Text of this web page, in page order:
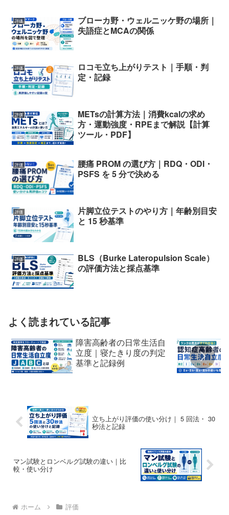
評価
ブローカ野・ウェルニッケ野の場所｜
失語症とMCAの関係
評価
ロコモ立ち上がりテスト｜手順・判
定・記録
評価
METsの計算方法｜消費kcalの求め
方・運動強度・RPEまで解説【計算
ツール・PDF】
評価
腰痛 PROM の選び方｜RDQ・ODI・
PSFS を 5 分で決める
評価
片脚立位テストのやり方｜年齢別目安
と 15 秒基準
評価
BLS（Burke Lateropulsion Scale）
の評価方法と採点基準
よく読まれている記事
障害高齢者の日常生活自
立度｜寝たきり度の判定
基準と記録例
立ち上がり評価の使い分け｜ 5 回法・ 30
秒法と記録
マン試験とロンベルグ試験の違い｜比
較・使い分け
ホーム 評価